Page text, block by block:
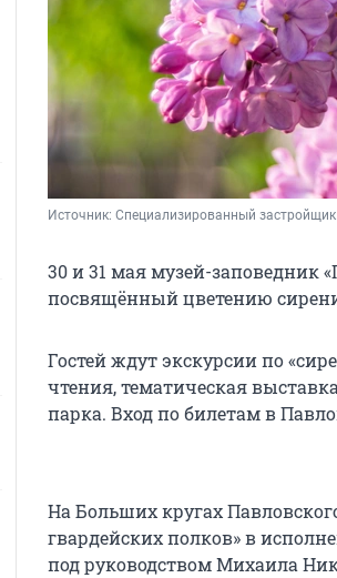
Источник: Специализированный застройщик
30 и 31 мая музей-заповедник
посвящённый цветению
Гостей ждут экскурсии по
чтения, тематическая
парка. Вход по билетам в
На Больших кругах
гвардейских полков» в
под руководством Михаила